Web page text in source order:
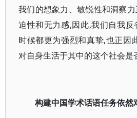
我们的想象力、敏锐性和洞察
迫性和无力感,因此,我们自我
时候都更为强烈和真挚,也正因
对自身生活于其中的这个社会是
构建中国学术话语任务依然